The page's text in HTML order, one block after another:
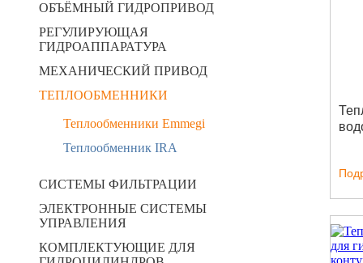
ОБЪЁМНЫЙ ГИДРОПРИВОД
РЕГУЛИРУЮЩАЯ
ГИДРОАППАРАТУРА
МЕХАНИЧЕСКИЙ ПРИВОД
ТЕПЛООБМЕННИКИ
Теплообменники Emmegi
Теплообменник IRA
СИСТЕМЫ ФИЛЬТРАЦИИ
ЭЛЕКТРОННЫЕ СИСТЕМЫ
УПРАВЛЕНИЯ
КОМПЛЕКТУЮЩИЕ ДЛЯ